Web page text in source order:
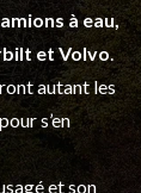
à eau,
et Volvo.
autant les
s’en
et son